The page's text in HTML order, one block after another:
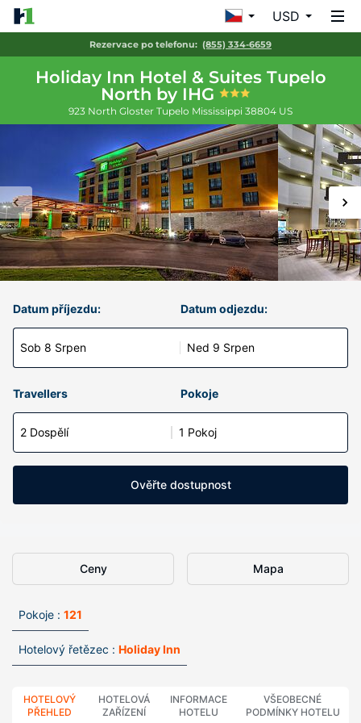
USD
Rezervace po telefonu: (855) 334-6659
Holiday Inn Hotel & Suites Tupelo
North by IHG
923 North Gloster Tupelo Mississippi 38804 US
Datum příjezdu:
Sob 8 Srpen
Datum odjezdu:
Ned 9 Srpen
Travellers Pokoje
2 Dospělí 1 Pokoj
Ověřte dostupnost
Ceny Mapa
Pokoje : 121
Hotelový řetězec : Holiday Inn
HOTELOVÝ
PŘEHLED
HOTELOVÁ
ZAŘÍZENÍ
INFORMACE
HOTELU
VŠEOBECNÉ
PODMÍNKY HOTELU